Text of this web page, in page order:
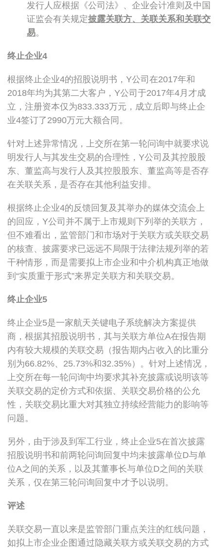
发行人应根据《公司法》、企业会计准则及中国
证监会有关规定披露关联方、关联关系和关联交
易。
终止企业4
根据终止企业4的招股说明书，Y公司在2017年和
2018年均为其第二大客户，Y公司于2017年4月才成
立，注册资本仅为833.333万元，成立后即与终止企
业4签订了2990万元大额合同。
针对上述异常情况，上交所在第一轮问询中就要求说
明发行人与其发生交易的合理性，Y公司及其控股股
东、董监高与发行人及其控股股东、董监高等是否存
在关联关系，是否存在其他利益安排。
根据终止企业4的反馈回复及其举办的媒体交流会上
的回应，Y公司并不属于上市规则下列举的关联方，
但不难看出，监管部门和市场对于关联方或关联交易
的核查、披露要求已远远不局限于法律法规列举的若
干种情形，而是需要拟上市企业和中介机构真正地做
到“实质重于形式”来界定关联方和关联交易。
终止企业5
终止企业5是一家航天关键电子系统解决方案提供
商，根据其招股说明书，其与关联方单位A在报告期
内有较大规模的关联交易（报告期内占收入的比重分
别为66.82%、25.73%和32.35%）。针对上述情况，
上交所在每一轮问询中均要求其补充披露或说明该等
关联交易的定价方式和依据、关联交易价格的公允
性，关联交易比重大对其独立持续经营能力的影响等
问题。
另外，由于涉及到军工行业，终止企业5在首次披露
招股说明书和前两轮问询回复中均未披露单位D与单
位A之间的关系，以及其董事长与单位D之间的关联
关系，仅在第三轮问询回复中才予以说明。
评述
关联交易一直以来是监管部门重点关注的红线问题，
如拟上市企业企图通过隐藏关联方或关联交易的方式